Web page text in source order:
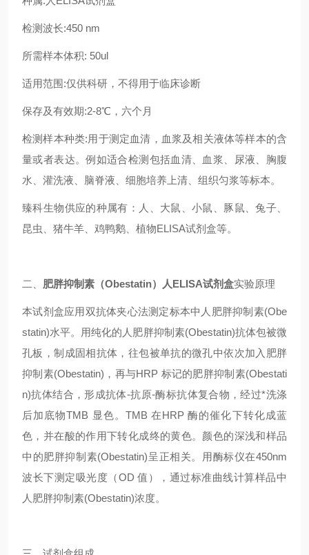
检测波长:450 nm
所需样本体积: 50ul
适用范围:仅供科研，不得用于临床诊断
保存及有效期:2-8℃，六个月
检测样本种类:用于测定血清，血浆及相关液体等样本的含
量或者表达。例如适合检测包括血清、血浆、尿液、胸腹
水、灌洗液、脑脊液、细胞培养上清、组织匀浆等标本。
臻科生物供应的种属有：人、大鼠、小鼠、豚鼠、兔子、
昆虫、猪牛羊、鸡鸭鹅、植物ELISA试剂盒等。
二、 肥胖抑制素（Obestatin）人ELISA试剂盒实验原理
本试剂盒应用双抗体夹心法测定标本中人肥胖抑制素(Obe
statin)水平。用纯化的人肥胖抑制素(Obestatin)抗体包被微
孔板，制成固相抗体，往包被单抗的微孔中依次加入肥胖
抑制素(Obestatin)，再与HRP 标记的肥胖抑制素(Obestati
n)抗体结合，形成抗体-抗原-酶标抗体复合物，经过*洗涤
后加底物TMB 显色。TMB 在HRP 酶的催化下转化成蓝
色，并在酸的作用下转化成终的黄色。颜色的深浅和样品
中的肥胖抑制素(Obestatin)呈正相关。用酶标仪在450nm
波长下测定吸光度（OD 值），通过标准曲线计算样品中
人肥胖抑制素(Obestatin)浓度。